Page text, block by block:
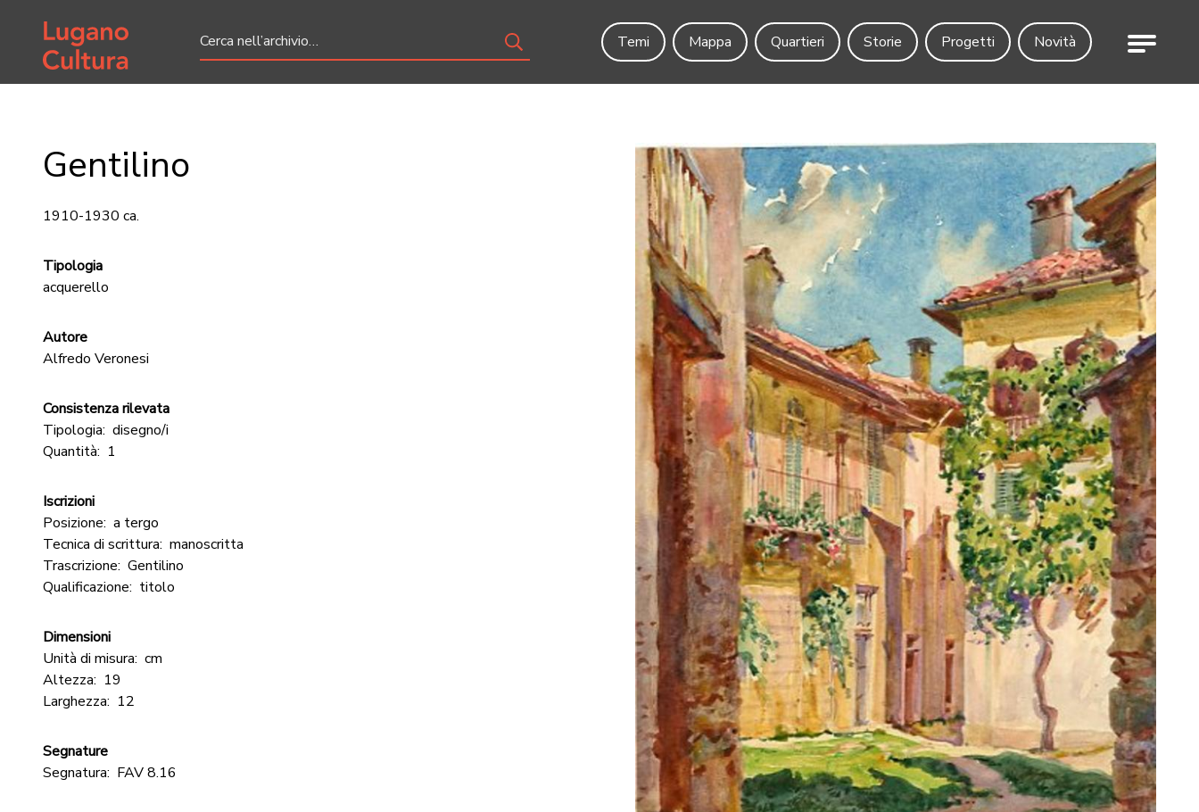
Home page
Temi
Mappa Quartieri Storie Progetti Novità Menu
Gentilino
1910-1930 ca.
Tipologia
acquerello
Autore
Alfredo Veronesi
Consistenza rilevata
Tipologia: disegno/i
Quantità: 1
Iscrizioni
Posizione: a tergo
Tecnica di scrittura: manoscritta
Trascrizione: Gentilino
Qualificazione: titolo
Dimensioni
Unità di misura: cm
Altezza: 19
Larghezza: 12
Segnature
Segnatura: FAV 8.16